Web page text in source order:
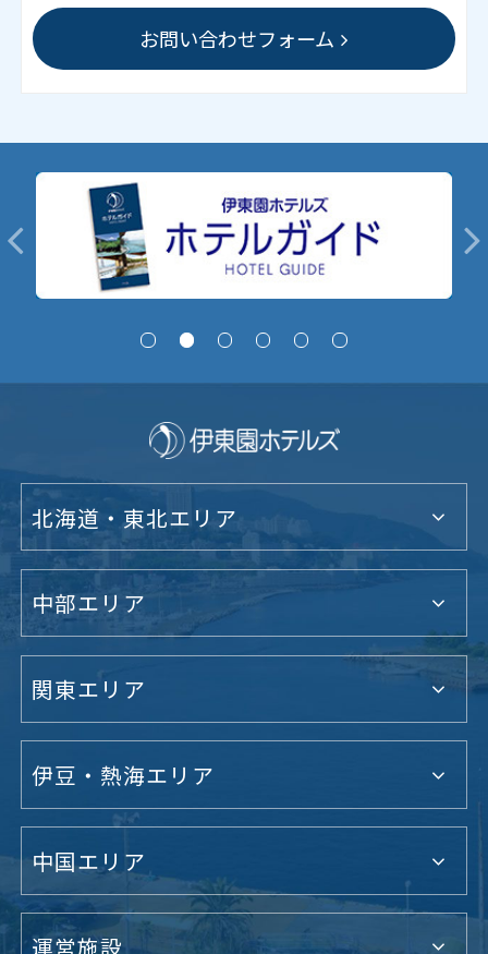
お問い合わせフォーム
北海道・東北エリア
中部エリア
関東エリア
伊豆・熱海エリア
中国エリア
運営施設